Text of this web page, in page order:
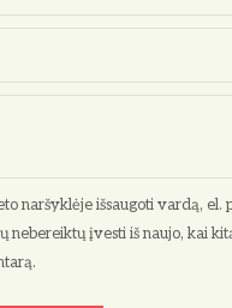
naršyklėje išsaugoti vardą, el.
nebereiktų įvesti iš naujo, kai